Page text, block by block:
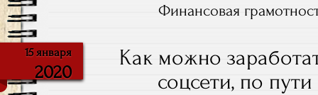
Финансовая
15 января
2020
Как можно
соцсети, по